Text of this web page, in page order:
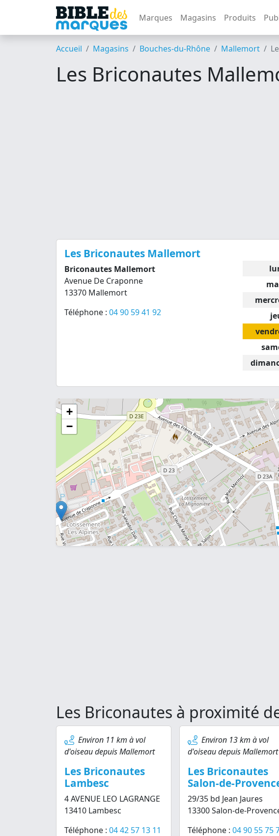
Marques Magasins Produits
Accueil Magasins Bouches-du-Rhône Mallemort
Les Briconautes
Les Briconautes Mallemort
Briconautes Mallemort
Avenue De Craponne
13370 Mallemort
Téléphone : 04 90 59 41 92
+
−
Les Briconautes à proximité
Environ 11 km à vol
d'oiseau depuis Mallemort
Les Briconautes
Lambesc
4 AVENUE LEO LAGRANGE
13410 Lambesc
Téléphone : 04 42 57 13 11
Environ 13 km à vol
d'oiseau depuis Mallemort
Les Briconautes
Salon-de-
29/35 bd Jean Jaures
13300 Salon-de-
Téléphone : 04 90 55 75